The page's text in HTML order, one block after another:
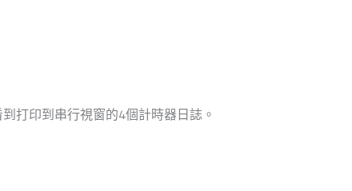
到打印到串行視窗的4個計時器日誌。